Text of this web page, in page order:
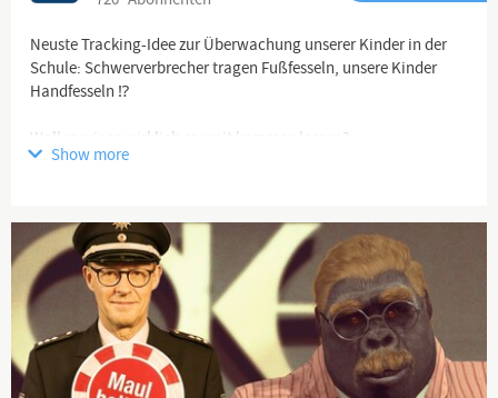
Neuste Tracking-Idee zur Überwachung unserer Kinder in der
Schule: Schwerverbrecher tragen Fußfesseln, unsere Kinder
Handfesseln ⁉️
Wollen wir es wirklich so weit kommen lassen?
Channel description
www.kla.tv
Die anderen Nachrichten ...
Klagemauer TV entlarvt Verderben bringende Medienlügen und
Lügenmedien!
Show more